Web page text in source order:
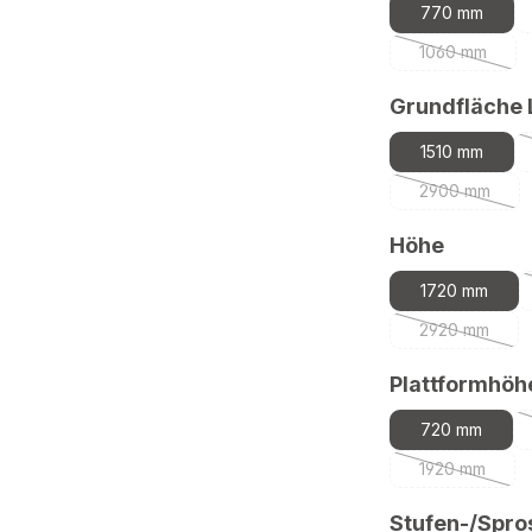
770 mm
1060 mm
(Diese
Grundfläche
1510 mm
2900 mm
(Diese
Höhe
1720 mm
2920 mm
(Diese
720 mm
1920 mm
(Diese
Stufen-/